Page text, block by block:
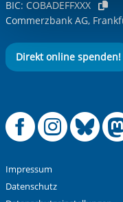
Funktionen sind.
Einwilligung.
BIC: COBADEFFXXX
Commerzbank AG,
Direkt online spenden!
Impressum
Datenschutz